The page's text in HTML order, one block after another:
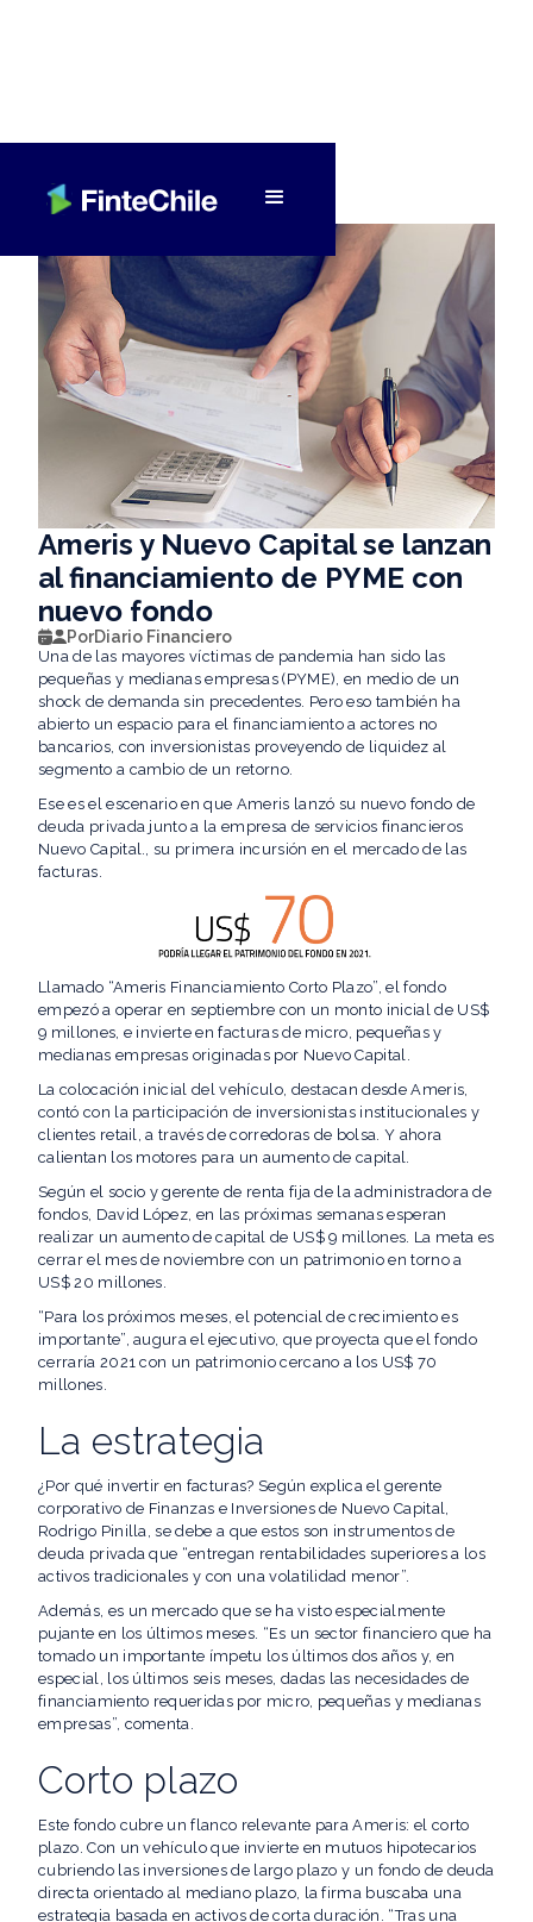
Ameris y Nuevo Capital se lanzan
al financiamiento de PYME con
nuevo fondo
PorDiario Financiero
Una de las mayores víctimas de pandemia han sido las
pequeñas y medianas empresas (PYME), en medio de un
shock de demanda sin precedentes. Pero eso también ha
abierto un espacio para el financiamiento a actores no
bancarios, con inversionistas proveyendo de liquidez al
segmento a cambio de un retorno.
Ese es el escenario en que Ameris lanzó su nuevo fondo de
deuda privada junto a la empresa de servicios financieros
Nuevo Capital., su primera incursión en el mercado de las
facturas.
Llamado “Ameris Financiamiento Corto Plazo”, el fondo
empezó a operar en septiembre con un monto inicial de US$
9 millones, e invierte en facturas de micro, pequeñas y
medianas empresas originadas por Nuevo Capital.
La colocación inicial del vehículo, destacan desde Ameris,
contó con la participación de inversionistas institucionales y
clientes retail, a través de corredoras de bolsa. Y ahora
calientan los motores para un aumento de capital.
Según el socio y gerente de renta fija de la administradora de
fondos, David López, en las próximas semanas esperan
realizar un aumento de capital de US$ 9 millones. La meta es
cerrar el mes de noviembre con un patrimonio en torno a
US$ 20 millones.
“Para los próximos meses, el potencial de crecimiento es
importante”, augura el ejecutivo, que proyecta que el fondo
cerraría 2021 con un patrimonio cercano a los US$ 70
millones.
La estrategia
¿Por qué invertir en facturas? Según explica el gerente
corporativo de Finanzas e Inversiones de Nuevo Capital,
Rodrigo Pinilla, se debe a que estos son instrumentos de
deuda privada que “entregan rentabilidades superiores a los
activos tradicionales y con una volatilidad menor”.
Además, es un mercado que se ha visto especialmente
pujante en los últimos meses. “Es un sector financiero que ha
tomado un importante ímpetu los últimos dos años y, en
especial, los últimos seis meses, dadas las necesidades de
financiamiento requeridas por micro, pequeñas y medianas
empresas”, comenta.
Corto plazo
Este fondo cubre un flanco relevante para Ameris: el corto
plazo. Con un vehículo que invierte en mutuos hipotecarios
cubriendo las inversiones de largo plazo y un fondo de deuda
directa orientado al mediano plazo, la firma buscaba una
estrategia basada en activos de corta duración. “Tras una